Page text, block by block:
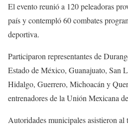
El evento reunió a 120 peleadoras
país y contempló 60 combates
deportiva.
Participaron representantes de
Estado de México, Guanajuato, San
Hidalgo, Guerrero, Michoacán y
entrenadores de la Unión Mexicana
Autoridades municipales asistieron al